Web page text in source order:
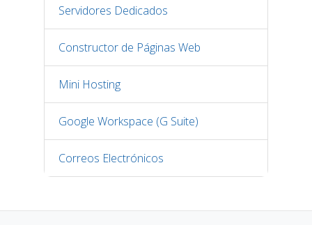
Servidores Dedicados
Constructor de Páginas Web
Mini Hosting
Google Workspace (G Suite)
Correos Electrónicos